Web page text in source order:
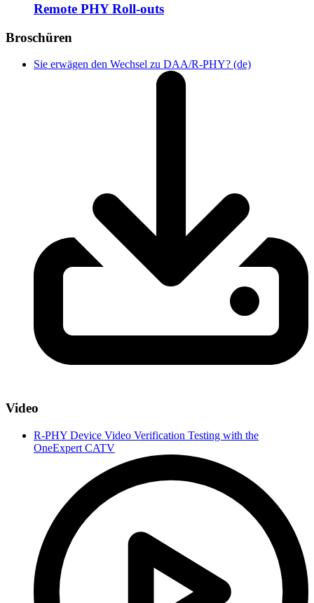
Remote PHY Roll-outs
Broschüren
Sie erwägen den Wechsel zu DAA/R-PHY? (de)
Video
R-PHY Device Video Verification Testing with the
OneExpert CATV